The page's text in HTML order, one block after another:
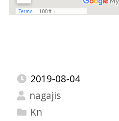
2019-08-04
nagajis
Kn